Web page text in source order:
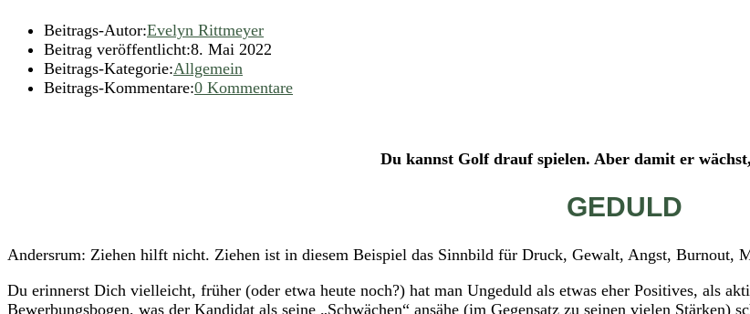
Beitrags-Autor:Evelyn Rittmeyer
Beitrag veröffentlicht:8. Mai 2022
Beitrags-Kategorie:Allgemein
Beitrags-Kommentare:0 Kommentare
Du kannst Golf drauf spielen. Aber damit er
GEDULD
Andersrum: Ziehen hilft nicht. Ziehen ist in diesem Beispiel das Sinnbild für Druck, Gewalt, Angst, Burnout,
Du erinnerst Dich vielleicht, früher (oder etwa heute noch?) hat man Ungeduld als etwas eher Positives, als
Bewerbungsbogen, was der Kandidat als seine „Schwächen“ ansähe (im Gegensatz zu seinen vielen